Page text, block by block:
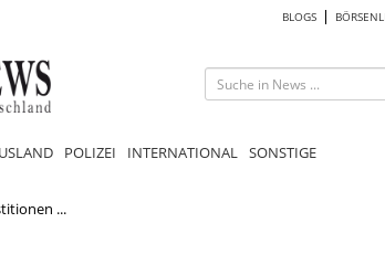
BLOGS
POLIZEI INTERNATIONAL SONSTIGE
...